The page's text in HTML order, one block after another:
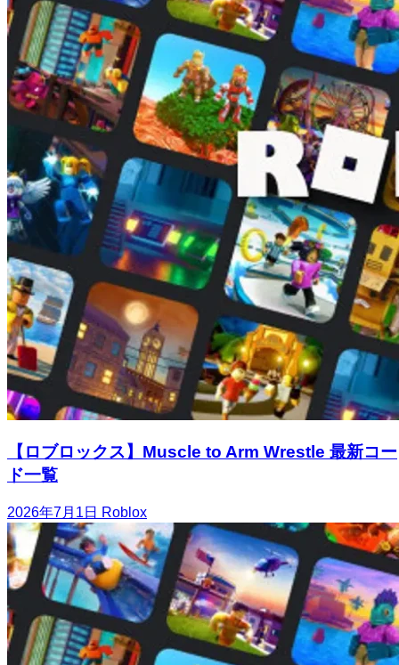
【ロブロックス】Muscle to Arm Wrestle 最新コー
ド一覧
2026年7月1日 Roblox